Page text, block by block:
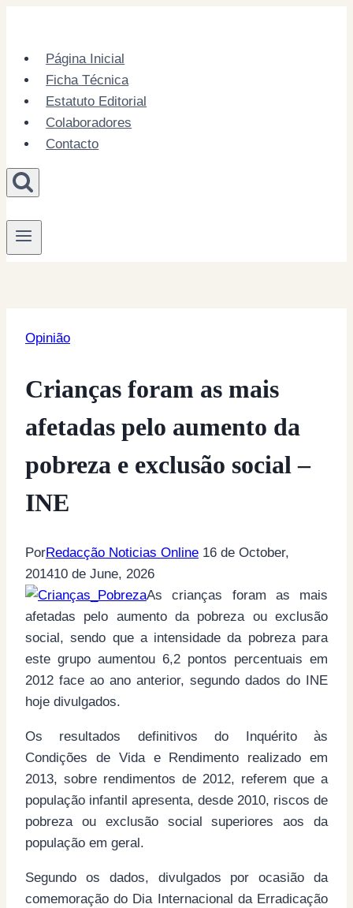
contentPágina Inicial
Ficha Técnica
Estatuto Editorial
Colaboradores
Contacto
Opinião
Crianças foram as mais
afetadas pelo aumento da
pobreza e exclusão social –
INE
PorRedacção Noticias Online 16 de October,
201410 de June, 2026
As crianças foram as mais
afetadas pelo aumento da pobreza ou exclusão
social, sendo que a intensidade da pobreza para
este grupo aumentou 6,2 pontos percentuais em
2012 face ao ano anterior, segundo dados do INE
hoje divulgados.
Os resultados definitivos do Inquérito às
Condições de Vida e Rendimento realizado em
2013, sobre rendimentos de 2012, referem que a
população infantil apresenta, desde 2010, riscos de
pobreza ou exclusão social superiores aos da
população em geral.
Segundo os dados, divulgados por ocasião da
comemoração do Dia Internacional da Erradicação